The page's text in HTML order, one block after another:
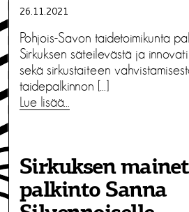
26.11.2021
Pohjois-Savon taidetoimikunta
Sirkuksen säteilevästä ja
sekä sirkustaiteen
taidepalkinnon […]
Lue lisää…
Sirkuksen
palkinto Sanna